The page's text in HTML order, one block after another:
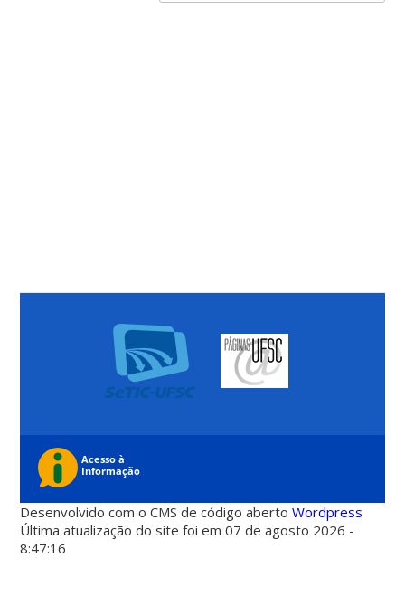
Desenvolvido com o CMS de código abertoWordpress
Última atualização do site foi em 07 de agosto 2026 -
8:47:16